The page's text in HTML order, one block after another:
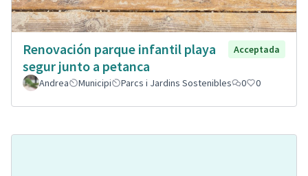
Renovación parque infantil playa
segur junto a petanca
Acceptada
Andrea Municipi Parcs i Jardins Sostenibles 0 0